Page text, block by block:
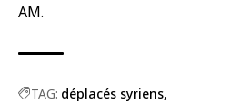
AM.
TAG: déplacés syriens